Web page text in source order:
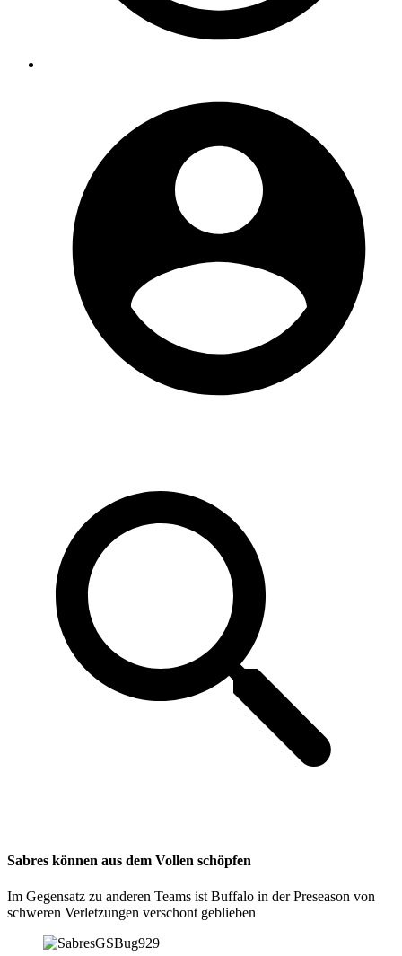
Sabres können aus dem Vollen schöpfen
Im Gegensatz zu anderen Teams ist Buffalo in der Preseason von
schweren Verletzungen verschont geblieben